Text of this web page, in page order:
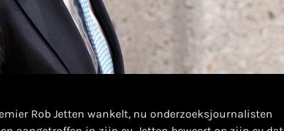
Rob Jetten wankelt, nu onderzoeksjournalisten